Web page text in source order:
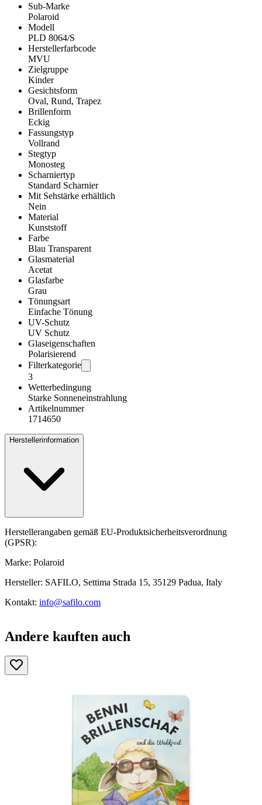
Sub-Marke
Polaroid
Modell
PLD 8064/S
Herstellerfarbcode
MVU
Zielgruppe
Kinder
Gesichtsform
Oval, Rund, Trapez
Brillenform
Eckig
Fassungstyp
Vollrand
Stegtyp
Monosteg
Scharniertyp
Standard Scharnier
Mit Sehstärke erhältlich
Nein
Material
Kunststoff
Farbe
Blau Transparent
Glasmaterial
Acetat
Glasfarbe
Grau
Tönungsart
Einfache Tönung
UV-Schutz
UV Schutz
Glaseigenschaften
Polarisierend
Filterkategorie
3
Wetterbedingung
Starke Sonneneinstrahlung
Artikelnummer
1714650
Herstellerinformation
Herstellerangaben gemäß EU-Produktsicherheitsverordnung
(GPSR):
Marke: Polaroid
Hersteller: SAFILO, Settima Strada 15, 35129 Padua, Italy
Kontakt: info@safilo.com
Andere kauften auch